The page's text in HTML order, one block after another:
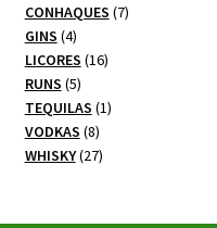
produtos
CONHAQUES 77
GINS 44
produtos
LICORES 1616
RUNS 55
produtos
TEQUILAS 11
VODKAS 88
produtos
WHISKY 2727